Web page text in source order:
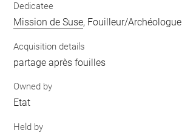
Dedicatee
Mission de Suse, Fouilleur/Archéologue
Acquisition details
partage après fouilles
Owned by
Etat
Held by